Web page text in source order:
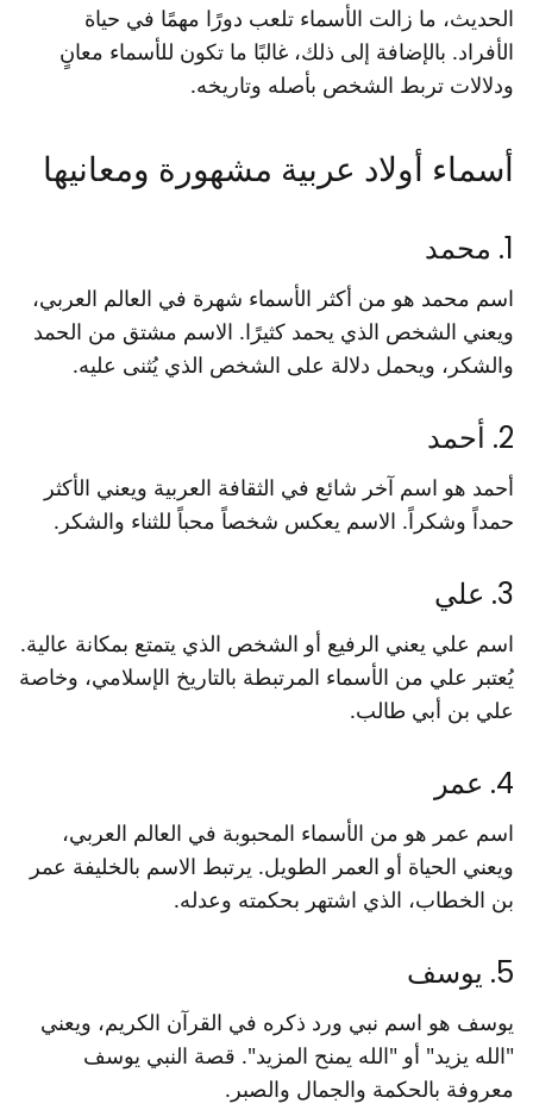
الحديث، ما زالت الأسماء تلعب دورًا مهمًا في حياة
الأفراد. بالإضافة إلى ذلك، غالبًا ما تكون للأسماء معانٍ
ودلالات تربط الشخص بأصله وتاريخه.
أسماء أولاد عربية مشهورة ومعانيها
1. محمد
اسم محمد هو من أكثر الأسماء شهرة في العالم العربي،
ويعني الشخص الذي يحمد كثيرًا. الاسم مشتق من الحمد
والشكر، ويحمل دلالة على الشخص الذي يُثنى عليه.
2. أحمد
أحمد هو اسم آخر شائع في الثقافة العربية ويعني الأكثر
حمداً وشكراً. الاسم يعكس شخصاً محباً للثناء والشكر.
3. علي
اسم علي يعني الرفيع أو الشخص الذي يتمتع بمكانة عالية.
يُعتبر علي من الأسماء المرتبطة بالتاريخ الإسلامي، وخاصة
علي بن أبي طالب.
4. عمر
اسم عمر هو من الأسماء المحبوبة في العالم العربي،
ويعني الحياة أو العمر الطويل. يرتبط الاسم بالخليفة عمر
بن الخطاب، الذي اشتهر بحكمته وعدله.
5. يوسف
يوسف هو اسم نبي ورد ذكره في القرآن الكريم، ويعني
"الله يزيد" أو "الله يمنح المزيد". قصة النبي يوسف
معروفة بالحكمة والجمال والصبر.